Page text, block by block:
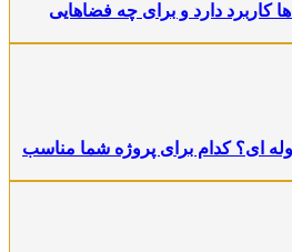
کجاها کاربرد دارد و برای چه فضاهایی
ای؟ کدام برای پروژه شما مناسب